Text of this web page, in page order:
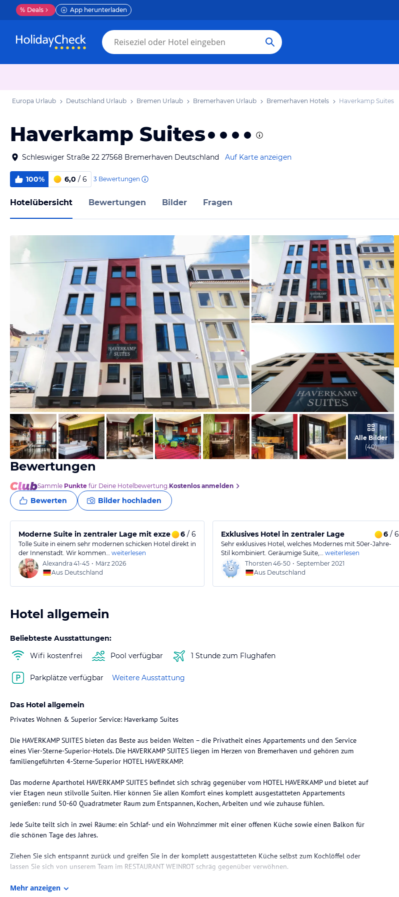
% Deals App herunterladen
Europa Urlaub Deutschland Urlaub Bremen Urlaub Bremerhaven Urlaub Bremerhaven Hotels Haverkamp Suites
Haverkamp Suites
Schleswiger Straße 22 27568 Bremerhaven Deutschland Auf Karte anzeigen
100% 6,0 / 6 3 Bewertungen
Hotelübersicht Bewertungen Bilder Fragen
vom Hotelier, August 2022 vom Hotelier, April 2018
Alle Bilder
(40)
Bewertungen
Sammle Punkte für Deine Hotelbewertung.Kostenlos anmelden
Bewerten Bilder hochladen
Moderne Suite in zentraler Lage mit exzellentem Service
6 / 6
Tolle Suite in einem sehr modernen schicken Hotel direkt in
der Innenstadt. Wir kommen… weiterlesen
Alexandra 41-45 • März 2026
Aus Deutschland
Exklusives Hotel in zentraler Lage 6/ 6
Sehr exklusives Hotel, welches Modernes mit 50er-Jahre-
Stil kombiniert. Geräumige Suite,… weiterlesen
Thorsten 46-50 • September 2021
Aus Deutschland
Hotel allgemein
Beliebteste Ausstattungen:
Wifi kostenfrei
Pool verfügbar 1 Stunde zum Flughafen
Parkplätze verfügbar Weitere Ausstattung
Das Hotel allgemein
Privates Wohnen & Superior Service: Haverkamp Suites
Die HAVERKAMP SUITES bieten das Beste aus beiden Welten – die Privatheit eines Appartements und den Service
eines Vier-Sterne-Superior-Hotels. Die HAVERKAMP SUITES liegen im Herzen von Bremerhaven und gehören zum
familiengeführten 4-Sterne-Superior HOTEL HAVERKAMP.
Das moderne Aparthotel HAVERKAMP SUITES befindet sich schräg gegenüber vom HOTEL HAVERKAMP und bietet auf
vier Etagen neun stilvolle Suiten. Hier können Sie allen Komfort eines komplett ausgestatteten Appartements
genießen: rund 50-60 Quadratmeter Raum zum Entspannen, Kochen, Arbeiten und wie zuhause fühlen.
Jede Suite teilt sich in zwei Räume: ein Schlaf- und ein Wohnzimmer mit einer offenen Küche sowie einen Balkon für
die schönen Tage des Jahres.
Ziehen Sie sich entspannt zurück und greifen Sie in der komplett ausgestatteten Küche selbst zum Kochlöffel oder
lassen Sie sich von unserem Team im RESTAURANT WEINROT schräg gegenüber verwöhnen.
Gästen steht der Wellnessbereich im Hotel HAVERKAMP mit Schwimmbad und Sauna kostenfrei offen.
Mehr anzeigen